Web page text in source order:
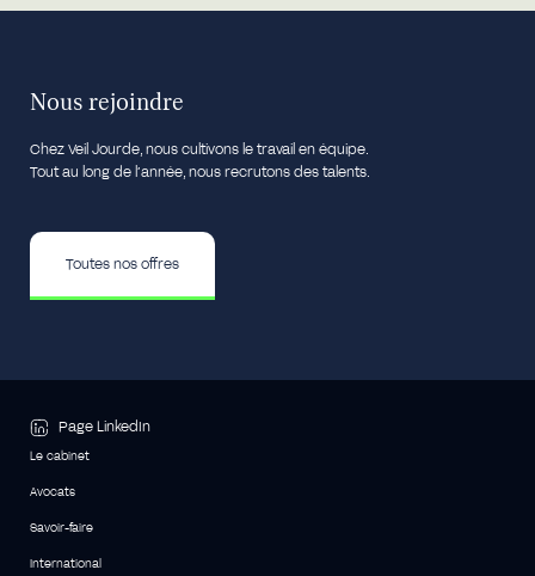
Nous rejoindre
Chez Veil Jourde, nous cultivons le travail en équipe.
Tout au long de l’année, nous recrutons des talents.
Toutes nos offres
Page LinkedIn
Le cabinet
Avocats
Savoir-faire
International